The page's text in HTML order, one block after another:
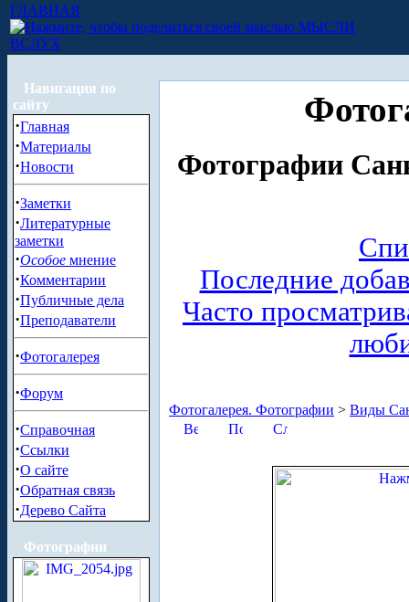
ГЛАВНАЯ
МЫСЛИ
ВСЛУХ
Навигация по
сайту
·Главная
·Материалы
·Новости
·Заметки
·Литературные
заметки
·Особое мнение
·Комментарии
·Публичные дела
·Преподаватели
·Фотогалерея
·Форум
·Справочная
·Ссылки
·О сайте
·Обратная связь
·Дерево Сайта
Фотографии
Фотографии
Последние
Часто
Фотогалерея. Фотографии > Виды